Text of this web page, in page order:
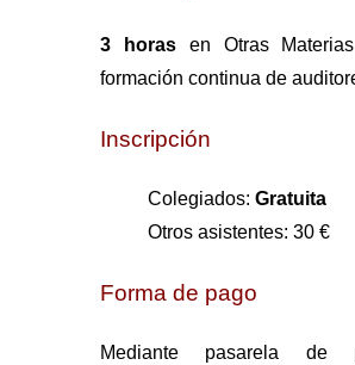
3 horas en Otras
formación continua de
Inscripción
Colegiados: Gratuita
Otros asistentes: 30 €
Forma de pago
Mediante pasarela de